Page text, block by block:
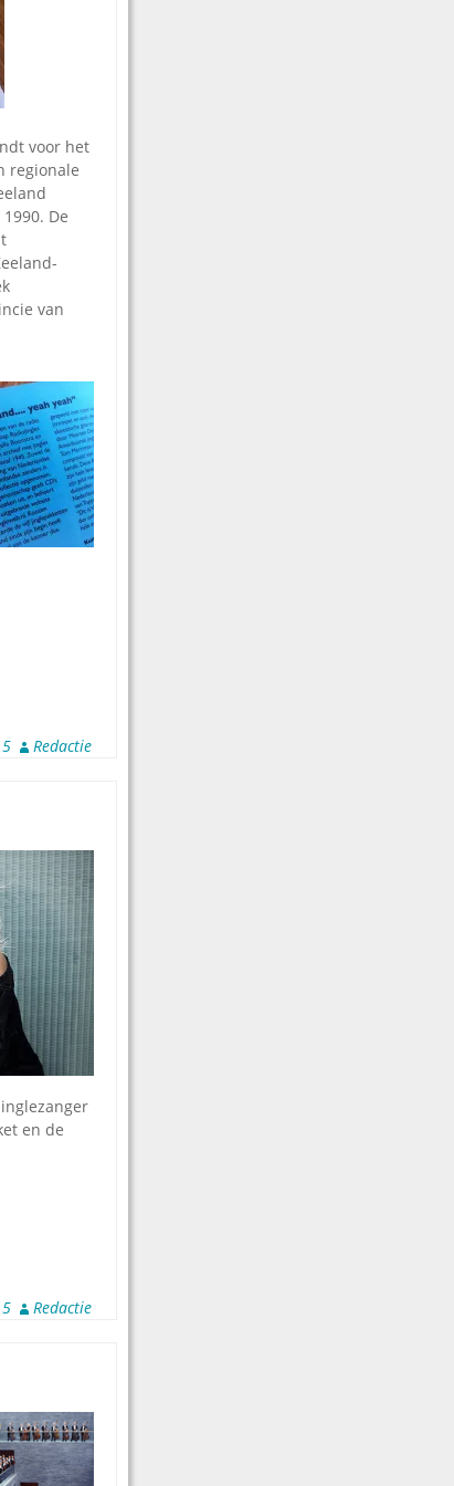
voor het
regionale
De
van
Redactie
en de
Redactie